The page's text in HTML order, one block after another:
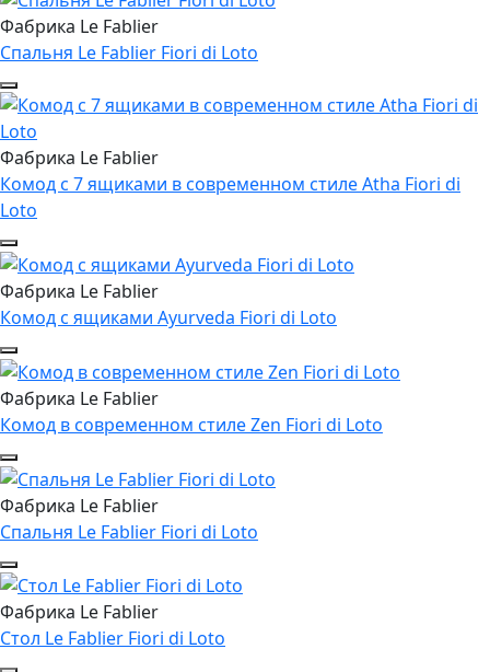
Фабрика Le Fablier
Спальня Le Fablier Fiori di Loto
Фабрика Le Fablier
Комод с 7 ящиками в современном стиле Atha Fiori di
Loto
Фабрика Le Fablier
Комод с ящиками Ayurveda Fiori di Loto
Фабрика Le Fablier
Комод в современном стиле Zen Fiori di Loto
Фабрика Le Fablier
Спальня Le Fablier Fiori di Loto
Фабрика Le Fablier
Стол Le Fablier Fiori di Loto